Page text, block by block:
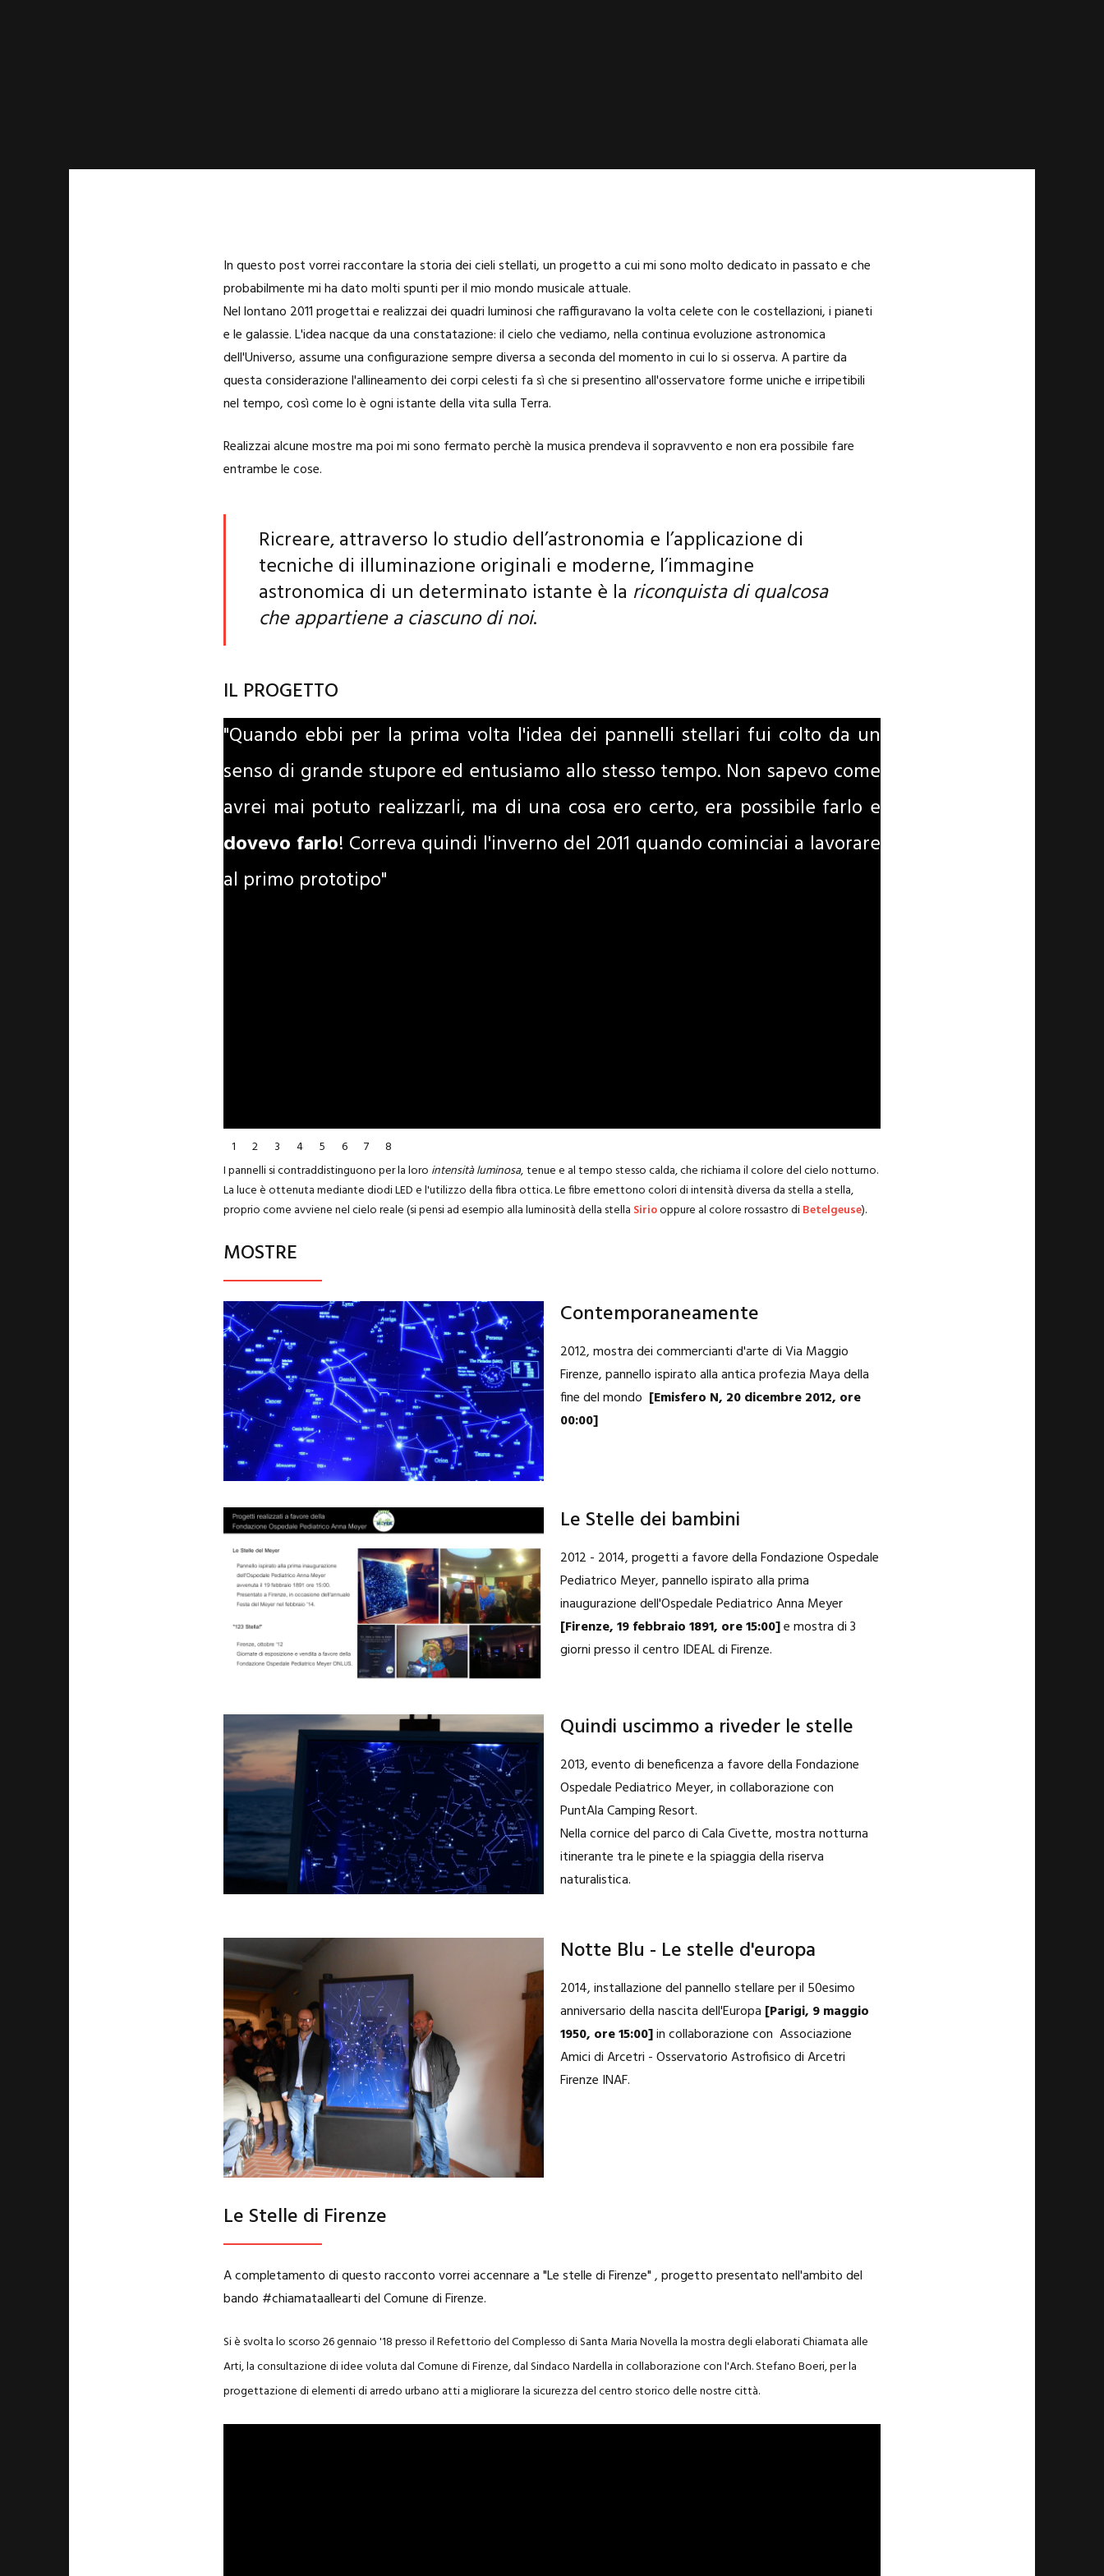
In questo post vorrei raccontare la storia dei cieli stellati, un progetto a cui mi sono molto dedicato in passato e che
probabilmente mi ha dato molti spunti per il mio mondo musicale attuale.
Nel lontano 2011 progettai e realizzai dei quadri luminosi che raffiguravano la volta celete con le costellazioni, i pianeti
e le galassie. L'idea nacque da una constatazione: il cielo che vediamo, nella continua evoluzione astronomica
dell'Universo, assume una configurazione sempre diversa a seconda del momento in cui lo si osserva. A partire da
questa considerazione l'allineamento dei corpi celesti fa sì che si presentino all'osservatore forme uniche e irripetibili
nel tempo, così come lo è ogni istante della vita sulla Terra.
Realizzai alcune mostre ma poi mi sono fermato perchè la musica prendeva il sopravvento e non era possibile fare
entrambe le cose.
Ricreare, attraverso lo studio dell’astronomia e l’applicazione di
tecniche di illuminazione originali e moderne, l’immagine
astronomica di un determinato istante è la riconquista di qualcosa
che appartiene a ciascuno di noi.
IL PROGETTO
"Quando ebbi per la prima volta l'idea dei pannelli stellari fui colto da un
senso di grande stupore ed entusiamo allo stesso tempo. Non sapevo come
avrei mai potuto realizzarli, ma di una cosa ero certo, era possibile farlo e
dovevo farlo! Correva quindi l'inverno del 2011 quando cominciai a lavorare
al primo prototipo"
1 2 3 4 5 6 7
8
I pannelli si contraddistinguono per la loro intensità luminosa,tenue e al tempo stesso calda, che richiama il colore del cielo notturno.
La luce è ottenuta mediante diodi LED e l'utilizzo della fibra ottica. Le fibre emettono colori di intensità diversa da stella a stella,
proprio come avviene nel cielo reale (si pensi ad esempio alla luminosità della stella Siriooppure al colore rossastro diBetelgeuse).
MOSTRE
Contemporaneamente
2012, mostra dei commercianti d'arte di Via Maggio
Firenze, pannello ispirato alla antica profezia Maya della
fine del mondo [Emisfero N, 20 dicembre 2012, ore
00:00]
Le Stelle dei bambini
2012 - 2014, progetti a favore della Fondazione Ospedale
Pediatrico Meyer, pannello ispirato alla prima
inaugurazione dell'Ospedale Pediatrico Anna Meyer
[Firenze, 19 febbraio 1891, ore 15:00]e mostra di 3
giorni presso il centro IDEAL di Firenze.
Quindi uscimmo a riveder le stelle
2013, evento di beneficenza a favore della Fondazione
Ospedale Pediatrico Meyer, in collaborazione con
PuntAla Camping Resort.
Nella cornice del parco di Cala Civette, mostra notturna
itinerante tra le pinete e la spiaggia della riserva
naturalistica.
Notte Blu - Le stelle d'europa
2014, installazione del pannello stellare per il 50esimo
anniversario della nascita dell'Europa [Parigi, 9 maggio
1950, ore 15:00]in collaborazione con Associazione
Amici di Arcetri - Osservatorio Astrofisico di Arcetri
Firenze INAF.
Le Stelle di Firenze
A completamento di questo racconto vorrei accennare a "Le stelle di Firenze" , progetto presentato nell'ambito del
bando #chiamataallearti del Comune di Firenze.
Si è svolta lo scorso 26 gennaio '18 presso il Refettorio del Complesso di Santa Maria Novella la mostra degli elaborati Chiamata alle
Arti, la consultazione di idee voluta dal Comune di Firenze, dal Sindaco Nardella in collaborazione con l'Arch. Stefano Boeri, per la
progettazione di elementi di arredo urbano atti a migliorare la sicurezza del centro storico delle nostre città.